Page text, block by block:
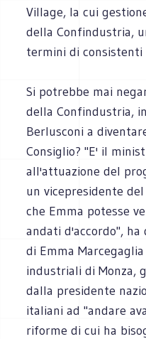
Village, la cui
della Confindustria,
termini di
Si potrebbe mai
della Confindustria,
Berlusconi a
Consiglio? "E' il
all'attuazione del
un vicepresidente
che Emma potesse
andati d'accordo",
di Emma
industriali di Monza,
dalla presidente
italiani ad "andare
riforme di cui ha